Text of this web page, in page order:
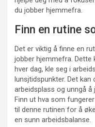
du jobber hjemmefra.
Finn en rutine
Det er viktig å finne en
jobber hjemmefra. Dette
hver dag, kle seg i
lunsjtidspunkter. Det
arbeidsplass og unngå
Finn ut hva som
til denne rutinen for å
en sunn arbeidsbalanse.